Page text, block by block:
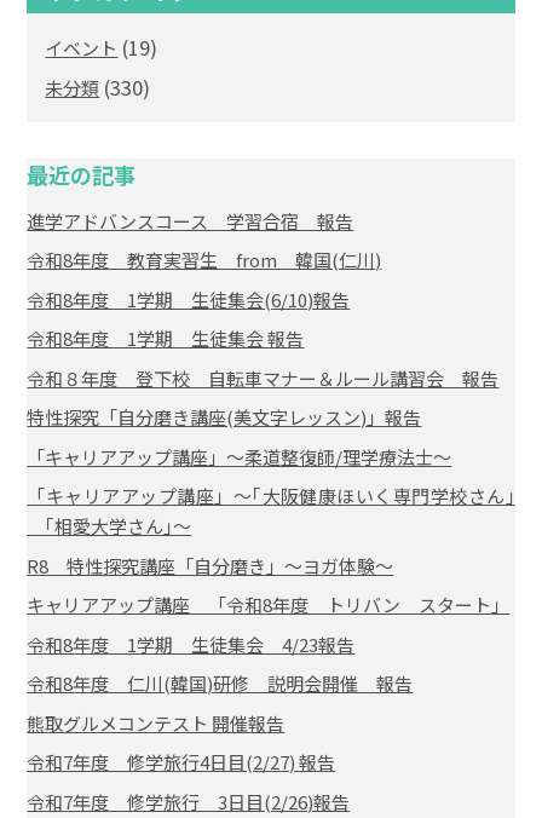
イベント (19)
未分類 (330)
最近の記事
進学アドバンスコース 学習合宿 報告
令和8年度 教育実習生 from 韓国(仁川)
令和8年度 1学期 生徒集会(6/10)報告
令和8年度 1学期 生徒集会 報告
令和８年度 登下校 自転車マナー＆ルール講習会 報告
特性探究「自分磨き講座(美文字レッスン)」報告
「キャリアアップ講座」～柔道整復師/理学療法士～
「キャリアアップ講座」～｢大阪健康ほいく専門学校さん｣
｢相愛大学さん｣～
R8 特性探究講座「自分磨き」～ヨガ体験～
キャリアアップ講座 「令和8年度 トリバン スタート」
令和8年度 1学期 生徒集会 4/23報告
令和8年度 仁川(韓国)研修 説明会開催 報告
熊取グルメコンテスト 開催報告
令和7年度 修学旅行4日目(2/27) 報告
令和7年度 修学旅行 3日目(2/26)報告